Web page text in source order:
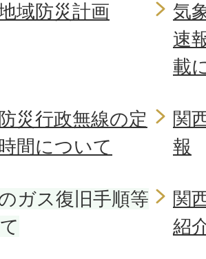
域防災計画
気
速
載
災行政無線の定
間について
関
報
ガス復旧手順等
関
紹